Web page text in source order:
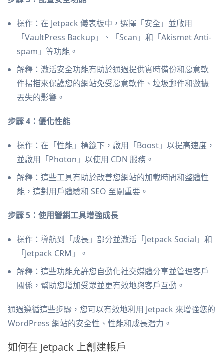
操作：在 Jetpack 儀表板中，選擇「安全」並啟用
「VaultPress Backup」、「Scan」和「Akismet Anti-
spam」等功能。
解釋：激活安全功能有助於通過提供實時備份和惡意軟
件掃描來保護您的網站免受惡意軟件、垃圾郵件和數據
丟失的影響。
步驟 4：優化性能
操作：在「性能」標籤下，啟用「Boost」以提高速度，
並啟用「Photon」以使用 CDN 服務。
解釋：這些工具有助於改善您網站的加載時間和整體性
能，這對用戶體驗和 SEO 至關重要。
步驟 5：使用營銷工具增強成長
操作：導航到「成長」部分並激活「Jetpack Social」和
「Jetpack CRM」。
解釋：這些功能允許您自動化社交媒體分享並管理客戶
關係，幫助您增加受眾並更有效地與客戶互動。
通過遵循這些步驟，您可以有效地利用 Jetpack 來增強您的
WordPress 網站的安全性、性能和成長潛力。
如何在 Jetpack 上創建帳戶